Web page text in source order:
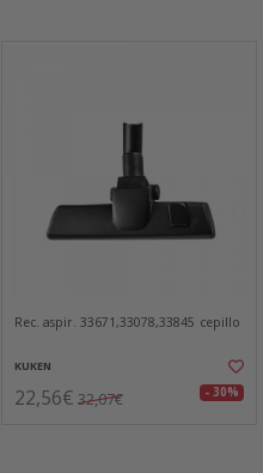
Rec. aspir. 33671,33078,33845 cepillo
KUKEN
22,56€ 32,07€ - 30%